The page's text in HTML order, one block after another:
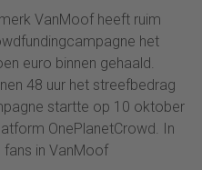
VanMoof heeft ruim
het
euro binnen gehaald.
48 uur het streefbedrag
startte op 10 oktober
OnePlanetCrowd. In
in VanMoof